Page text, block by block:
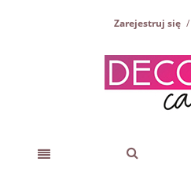
Zarejestruj się